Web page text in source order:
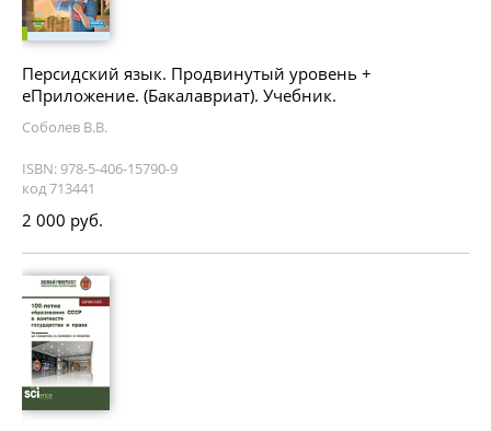
Персидский язык. Продвинутый уровень +
еПриложение. (Бакалавриат). Учебник.
Соболев В.В.
ISBN: 978-5-406-15790-9
код 713441
2 000 руб.